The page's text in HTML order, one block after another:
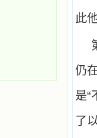
此
仍
是“
了